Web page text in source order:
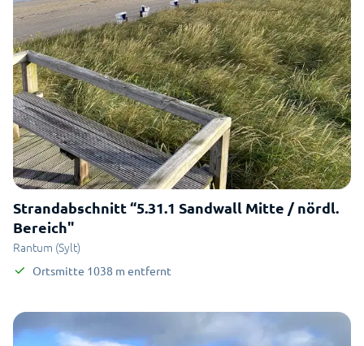
Strandabschnitt “5.31.1 Sandwall Mitte / nördl.
Bereich"
Rantum (Sylt)
Ortsmitte 1038 m entfernt